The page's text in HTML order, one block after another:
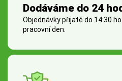
Dodáváme do 24
Objednávky přijaté do 14:30
pracovní den.